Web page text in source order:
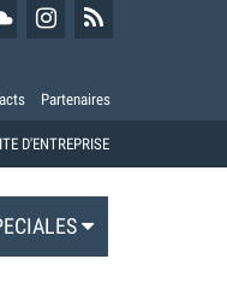
Partenaires
D'ENTREPRISE